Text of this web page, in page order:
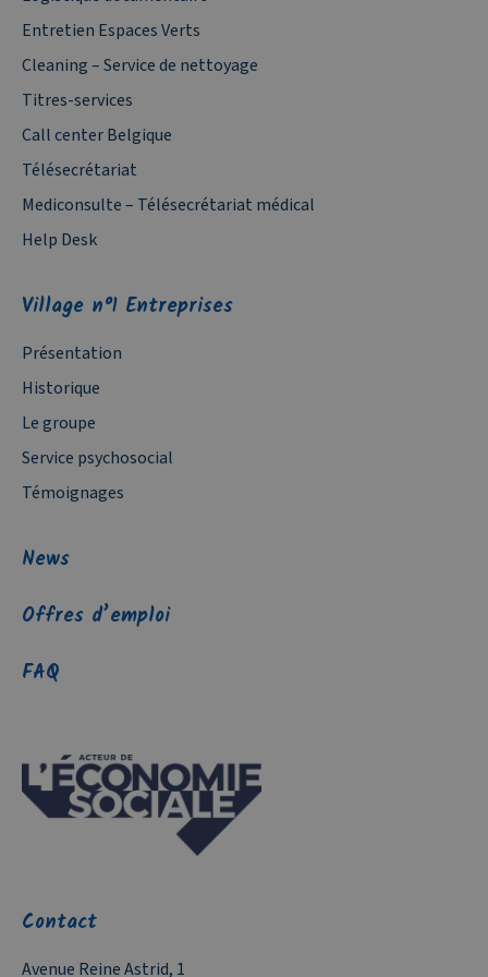
Entretien Espaces Verts
Cleaning – Service de nettoyage
Titres-services
Call center Belgique
Télésecrétariat
Mediconsulte – Télésecrétariat médical
Help Desk
Village n°1 Entreprises
Présentation
Historique
Le groupe
Service psychosocial
Témoignages
News
Offres d’emploi
FAQ
Contact
Avenue Reine Astrid, 1